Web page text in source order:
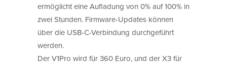
ermöglicht eine Aufladung von 0% auf 100% in
zwei Stunden. Firmware-Updates können
über die USB-C-Verbindung durchgeführt
werden.
Der V1Pro wird für 360 Euro, und der X3 für